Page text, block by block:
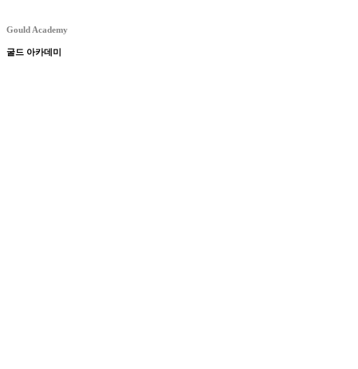
Gould Academy
굴드 아카데미